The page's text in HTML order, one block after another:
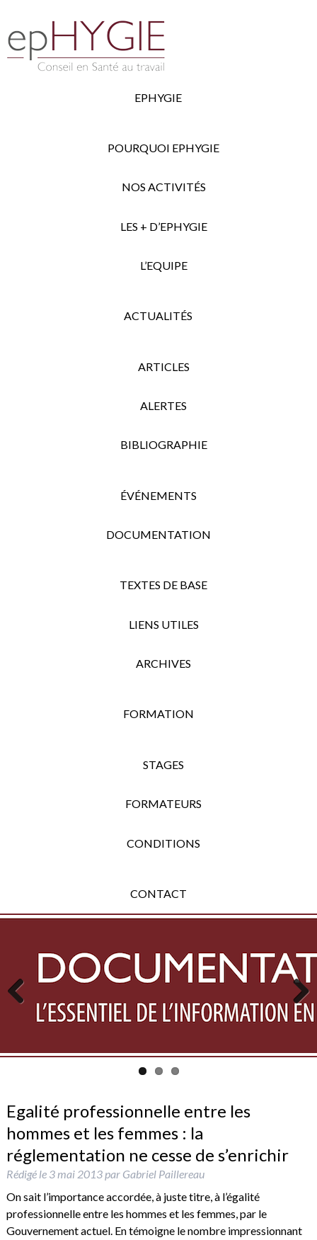
EPHYGIE
POURQUOI EPHYGIE
NOS ACTIVITÉS
LES + D’EPHYGIE
L’EQUIPE
ACTUALITÉS
ARTICLES
ALERTES
BIBLIOGRAPHIE
ÉVÉNEMENTS
DOCUMENTATION
TEXTES DE BASE
LIENS UTILES
ARCHIVES
FORMATION
STAGES
FORMATEURS
CONDITIONS
CONTACT
Previous Next
Egalité professionnelle entre les
hommes et les femmes : la
réglementation ne cesse de s’enrichir
Rédigé le 3 mai 2013par Gabriel Paillereau
On sait l’importance accordée, à juste titre, à l’égalité
professionnelle entre les hommes et les femmes, par le
Gouvernement actuel. En témoigne le nombre impressionnant